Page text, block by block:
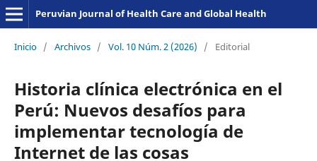
Peruvian Journal of Health Care and Global Health
Inicio / Archivos / Vol. 10 Núm. 2 (2026) / Editorial
Historia clínica electrónica en el
Perú: Nuevos desafíos para
implementar tecnología de
Internet de las cosas